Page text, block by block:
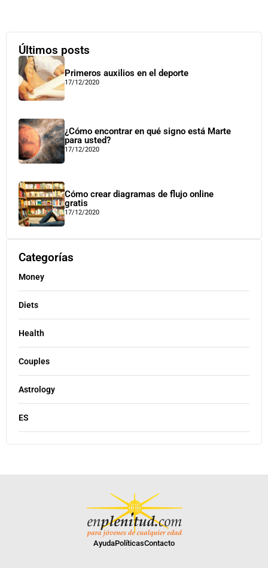
Últimos posts
Primeros auxilios en el deporte
17/12/2020
¿Cómo encontrar en qué signo está Marte
para usted?
17/12/2020
Cómo crear diagramas de flujo online
gratis
17/12/2020
Categorías
Money
Diets
Health
Couples
Astrology
ES
AyudaPolíticasContacto